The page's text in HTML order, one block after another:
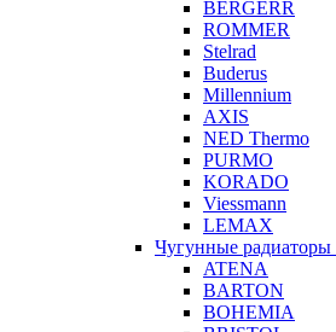
BERGERR
ROMMER
Stelrad
Buderus
Millennium
AXIS
NED Thermo
PURMO
KORADO
Viessmann
LEMAX
Чугунные радиаторы
ATENA
BARTON
BOHEMIA